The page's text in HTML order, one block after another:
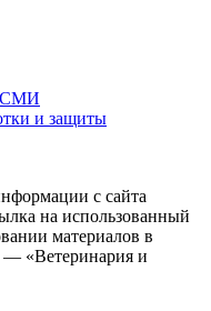
СМИ
и защиты
с сайта
на использованный
материалов в
«Ветеринария и